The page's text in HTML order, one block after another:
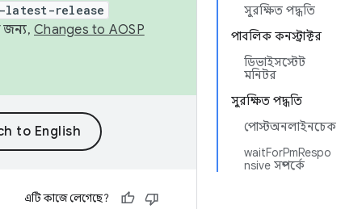
সুরক্ষিত পদ্ধতি
পাবলিক কনস্ট্রাক্টর
ডিভাইসস্টেট
মনিটর
সুরক্ষিত পদ্ধতি
পোস্টঅনলাইনচেক
waitForPmRespo
nsive সম্পর্কে
latest-release
জন্য, Changes to AOSP
এটি কাজে লেগেছে?